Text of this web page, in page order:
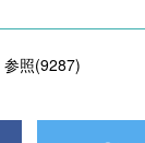
参照(9287)